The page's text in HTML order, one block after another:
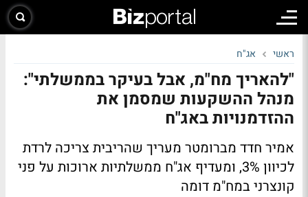
ראשי אג"ח
"להאריך מח"מ, אבל בעיקר בממשלתי":
מנהל ההשקעות שמסמן את
ההזדמנויות באג"ח
אמיר חדד מברומטר מעריך שהריבית צריכה לרדת
לכיוון 3%, ומעדיף אג"ח ממשלתיות ארוכות על פני
קונצרני במח"מ דומה